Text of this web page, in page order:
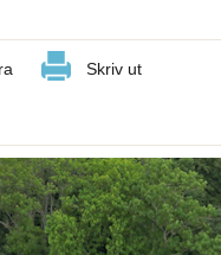
Skriv ut